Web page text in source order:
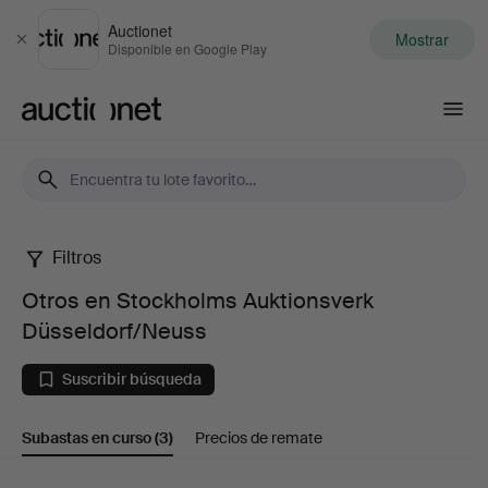
Cerrar
Auctionet
Disponible en Google Play Mostrar
Otros
en
Stockholms
Auktionsverk
Filtros
Otros en Stockholms Auktionsverk
Düsseldorf/Neuss
Suscribir búsqueda
Subastas en curso(3) Precios de remate